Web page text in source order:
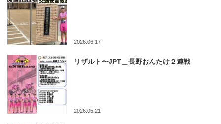
2026.06.17
リザルト〜JPT＿長野おんたけ２連戦
2026.05.21